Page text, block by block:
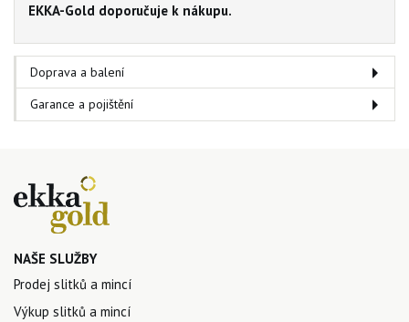
EKKA-Gold doporučuje k nákupu.
Doprava a balení
Garance a pojištění
NAŠE SLUŽBY
Prodej slitků a mincí
Výkup slitků a mincí